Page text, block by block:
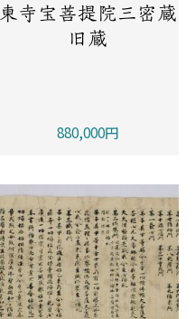
東寺宝菩提院三密蔵
旧蔵
880,000円